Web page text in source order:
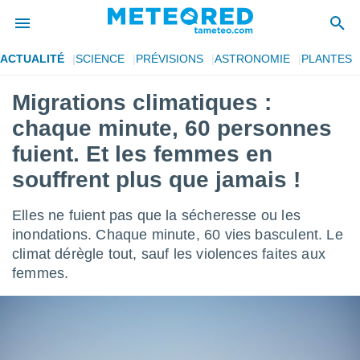
de
a
par
des
Vous
en
ACTUALITÉ SCIENCE PRÉVISIONS ASTRONOMIE PLANTES
Migrations climatiques :
chaque minute, 60 personnes
fuient. Et les femmes en
souffrent plus que jamais !
Elles ne fuient pas que la sécheresse ou les
inondations. Chaque minute, 60 vies basculent. Le
climat dérègle tout, sauf les violences faites aux
femmes.